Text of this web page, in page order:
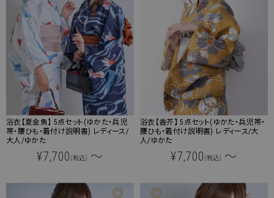
浴衣【夏金魚】 5点セット(ゆかた・兵児
帯・腰ひも・着付け説明書) レディース/
大人/ゆかた
¥7,700 (税込) ～
浴衣【香芥】 5点セット(ゆかた・兵児帯・
腰ひも・着付け説明書) レディース/大
人/ゆかた
¥7,700 (税込) ～